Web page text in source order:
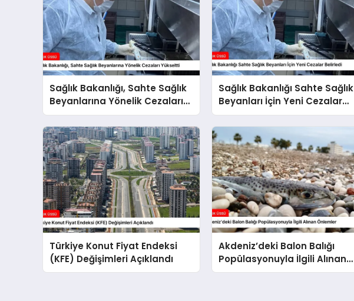
Sağlık Bakanlığı, Sahte Sağlık
Beyanlarına Yönelik Cezaları
Yükseltti
Sağlık Bakanlığı Sahte Sağlık
Beyanları İçin Yeni Cezalar
Belirledi
Türkiye Konut Fiyat Endeksi
(KFE) Değişimleri Açıklandı
Akdeniz’deki Balon Balığı
Popülasyonuyla İlgili Alınan
Önlemler